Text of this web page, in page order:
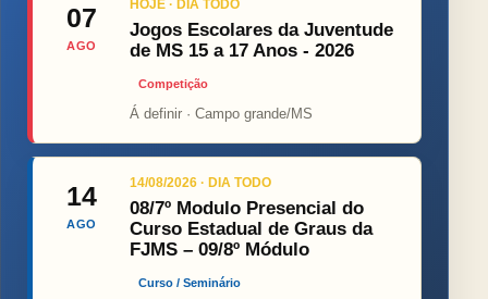
07
AGO
HOJE · DIA TODO
Jogos Escolares da Juventude
de MS 15 a 17 Anos - 2026
Competição
Á definir · Campo grande/MS
14
AGO
14/08/2026 · DIA TODO
08/7º Modulo Presencial do
Curso Estadual de Graus da
FJMS – 09/8º Módulo
Curso / Seminário